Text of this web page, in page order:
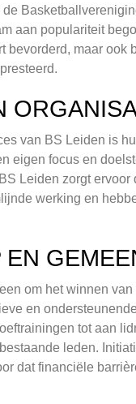
aan populariteit
bevorderd, maar
van BS Leiden is
eigen focus en
Leiden zorgt
werking en
EN
om het winnen
en
tot aan
leden.
dat financiële